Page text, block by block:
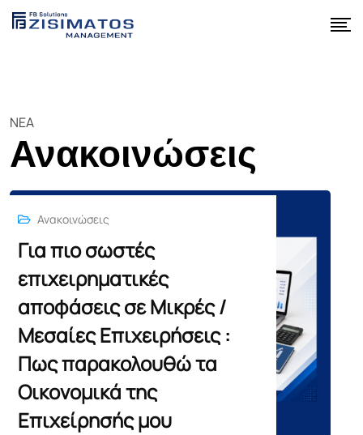
Skip
NEA
Ανακοινώσεις
Ανακοινώσεις
Για πιο σωστές
επιχειρηματικές
αποφάσεις σε Μικρές /
Μεσαίες Επιχειρήσεις :
Πως παρακολουθώ τα
Οικονομικά της
Επιχείρησής μου